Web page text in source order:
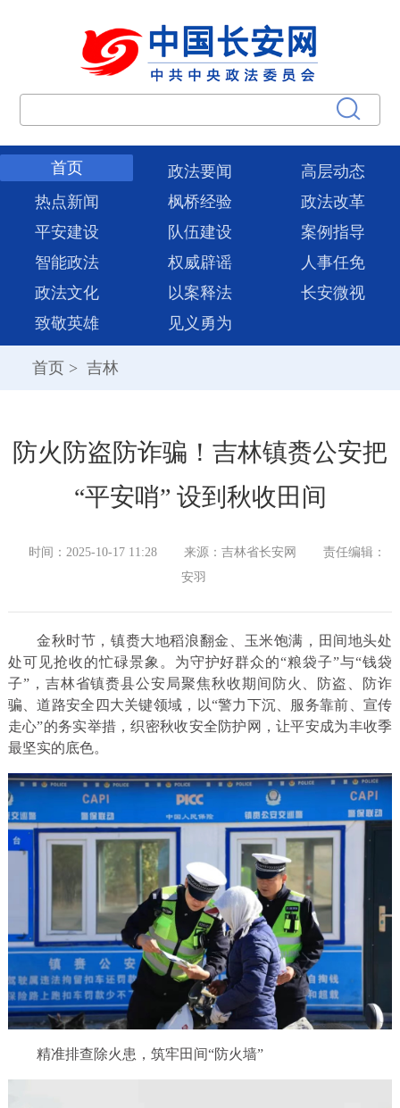
首页 政法要闻
高层动态
热点新闻
枫桥经验
政法改革
平安建设
队伍建设
案例指导
智能政法
权威辟谣
人事任免
政法文化
以案释法
长安微视
致敬英雄
见义勇为
首页 > 吉林
防火防盗防诈骗！吉林镇赉公安把
“平安哨” 设到秋收田间
时间：2025-10-17 11:28 来源：吉林省长安网
责任编辑：
安羽
金秋时节，镇赉大地稻浪翻金、玉米饱满，田间地头处
处可见抢收的忙碌景象。为守护好群众的“粮袋子”与“钱袋
子”，吉林省镇赉县公安局聚焦秋收期间防火、防盗、防诈
骗、道路安全四大关键领域，以“警力下沉、服务靠前、宣传
走心”的务实举措，织密秋收安全防护网，让平安成为丰收季
最坚实的底色。
精准排查除火患，筑牢田间“防火墙”